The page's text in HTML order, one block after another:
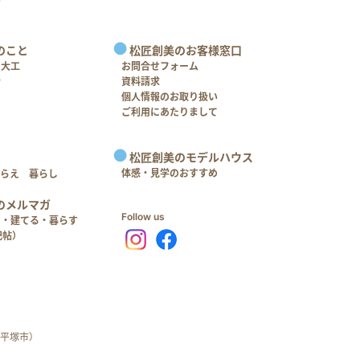
こと
工
え 暮らし
メルマガ
建てる・暮らす
）
松匠創美のお客様窓口
お問合せフォーム
資料請求
個人情報のお取り扱い
ご利用にあたりまして
松匠創美のモデルハウス
体感・見学のおすすめ
Follow us
塚市）